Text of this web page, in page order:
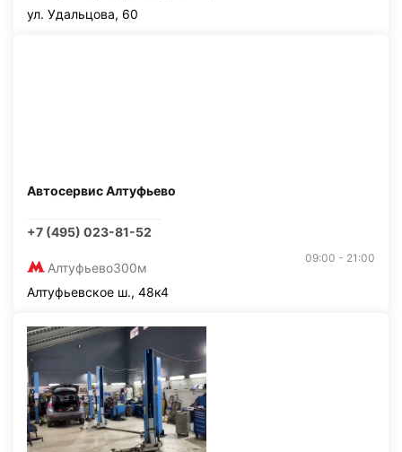
ул. Удальцова, 60
Автосервис Алтуфьево
+7 (495) 023-81-52
Алтуфьево300м
09:00 - 21:00
Алтуфьевское ш., 48к4